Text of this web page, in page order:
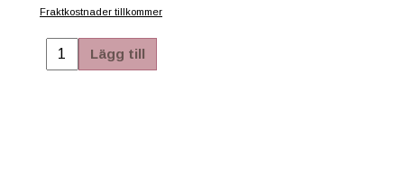
Fraktkostnader tillkommer
Lägg till